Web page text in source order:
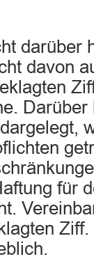
darüber
davon
Darüber
für